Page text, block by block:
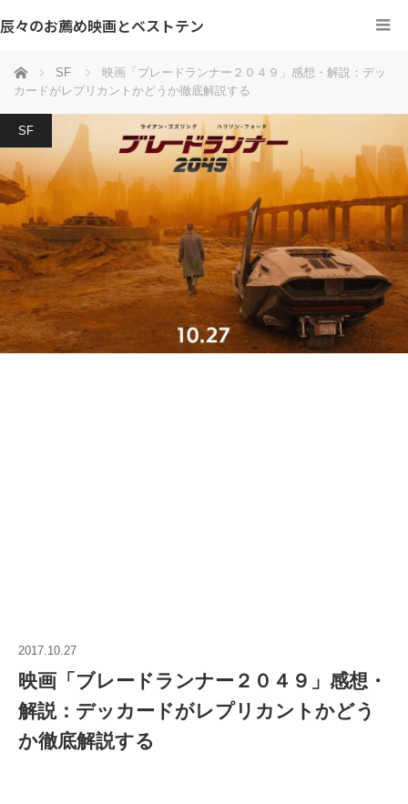
辰々のお薦め映画とベストテン
ホーム SF
映画「ブレードランナー２０４９」感想・解説：デッ
カードがレプリカントかどうか徹底解説する
SF
2017.10.27
映画「ブレードランナー２０４９」感想・
解説：デッカードがレプリカントかどう
か徹底解説する